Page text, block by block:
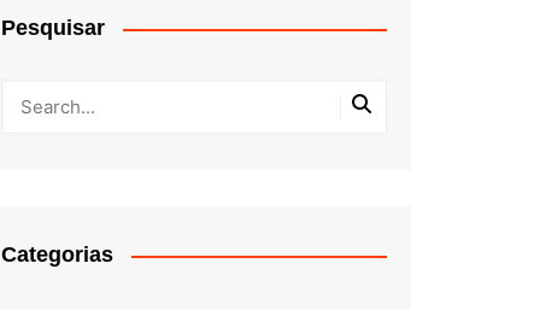
Pesquisar
Categorias